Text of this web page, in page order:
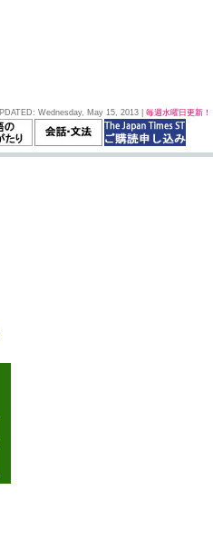
Wednesday, May 15, 2013 | 毎週水曜日更新！